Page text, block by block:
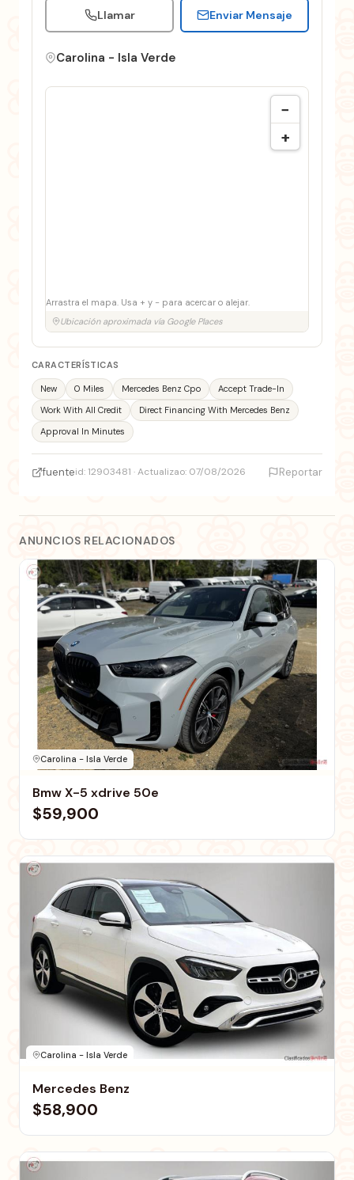
Llamar Enviar Mensaje
Carolina - Isla Verde
−
+
Arrastra el mapa. Usa + y − para acercar o alejar.
Ubicación aproximada vía Google Places
CARACTERÍSTICAS
New 0 Miles Mercedes Benz Cpo
Accept Trade-In
Work With All Credit
Direct Financing With Mercedes Benz
Approval In Minutes
fuenteid: 12903481 · Actualizao: 07/08/2026 Reportar
ANUNCIOS RELACIONADOS
Carolina - Isla Verde
Bmw X-5 xdrive 50e
$59,900
Carolina - Isla Verde
Mercedes Benz
$58,900